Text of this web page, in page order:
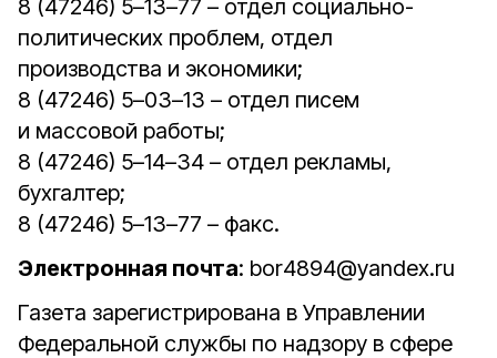
8 (47246) 5–13–77 – отдел социально-
политических проблем, отдел
производства и экономики;
8 (47246) 5–03–13 – отдел писем
и массовой работы;
8 (47246) 5–14–34 – отдел рекламы,
бухгалтер;
8 (47246) 5–13–77 – факс.
Электронная почта: bor4894@yandex.ru
Газета зарегистрирована в Управлении
Федеральной службы по надзору в сфере